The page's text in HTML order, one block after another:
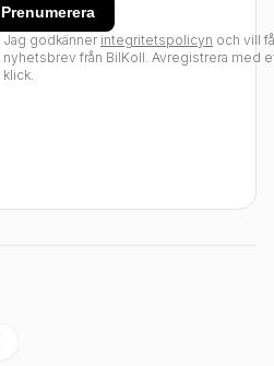
Prenumerera
Jag godkänner integritetspolicyn och vill få
nyhetsbrev från BilKoll. Avregistrera med
klick.